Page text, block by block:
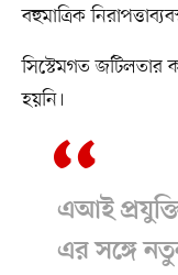
বহুমাত্রিক
সিস্টেমগত জটিলতার
হয়নি।
এআই
এর সঙ্গে